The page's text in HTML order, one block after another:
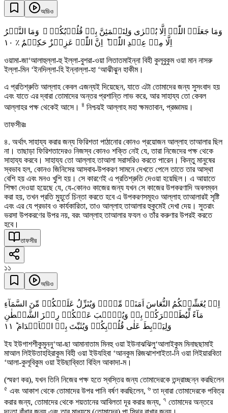
অডিও
وَمَا جَعَلَہُ اللّٰہُ اِلَّا بُشۡرٰی وَلِتَطۡمَئِنَّ بِہٖ قُلُوۡبُکُمۡ ۚ وَمَا النَّصۡرُ
اِلَّا مِنۡ عِنۡدِ اللّٰہِ ؕ اِنَّ اللّٰہَ عَزِیۡزٌ حَکِیۡمٌ ٪ ١۰
ওয়ামা-জা‘আলাহুল্লা-হু ইল্লা-বুশরা-ওয়া লিতাতমাইন্না বিহী কুলূবুকুম ওয়া মান নাসরু
ইল্লা-মিন ‘ইনদিল্লা-হি ইন্নাল্লা-হা ‘আঝীঝুন হাকীম।
এ প্রতিশ্রুতি আল্লাহ কেবল এজন্যই দিয়েছেন, যাতে এটা তোমাদের জন্য সুসংবাদ হয়
এবং যাতে এর দ্বারা তোমাদের অন্তর প্রশান্তি লাভ করে, আর সাহায্য তো কেবল
আল্লাহর পক্ষ থেকেই আসে। ৪ নিশ্চয়ই আল্লাহ মহা ক্ষমতাবান, প্রজ্ঞাময়।
তাফসীরঃ
৪. অর্থাৎ সাহায্য করার জন্য ফিরিশতা পাঠানোর কোনও প্রয়োজন আল্লাহ তাআলার ছিল
না। তাছাড়া ফিরিশতাদেরও নিজস্ব কোনও শক্তি নেই যে, তারা নিজেদের পক্ষ থেকে
সাহায্য করবে। সাহায্য তো আল্লাহ তাআলা সরাসরিও করতে পারেন। কিন্তু মানুষের
স্বভাব হল, কোনও জিনিসের আসবাব-উপকরণ সামনে দেখতে পেলে তাতে তার আস্থা
বেশি হয় এবং মনও খুশি হয়। সে কারণেই এ প্রতিশ্রুতি দেওয়া হয়েছিল। এ আয়াতে
শিক্ষা দেওয়া হয়েছে যে, যে-কোনও কাজের জন্য যখন সে কাজের উপকরণাদি অবলম্বন
করা হয়, তখন প্রতি মুহূর্তে চিন্তা করতে হবে এ উপকরণসমূহও আল্লাহ তাআলারই সৃষ্টি
এবং এর যে প্রভাব ও কার্যকারিতা, তাও আল্লাহ তাআলার হুকুমেই দেখা দেয়। সুতরাং
ভরসা উপকরণের উপর নয়, বরং আল্লাহ তাআলার ফযল ও তাঁর করুণার উপরই করতে
হবে।
তাফসীর
১১
অডিও
اِذۡ یُغَشِّیۡکُمُ النُّعَاسَ اَمَنَۃً مِّنۡہُ وَیُنَزِّلُ عَلَیۡکُمۡ مِّنَ السَّمَآءِ
مَآءً لِّیُطَہِّرَکُمۡ بِہٖ وَیُذۡہِبَ عَنۡکُمۡ رِجۡزَ الشَّیۡطٰنِ
وَلِیَرۡبِطَ عَلٰی قُلُوۡبِکُمۡ وَیُثَبِّتَ بِہِ الۡاَقۡدَامَ ؕ ١١
ইয ইউগাশশীকুমুননু‘আ-ছা আমানাতাম মিনহু ওয়া ইউনাঝঝিলু‘আলাইকুম মিনাছছামাই
মাআল লিইউতাহহিরাকুম বিহী ওয়া ইউযহিবা ‘আনকুম রিজঝাশশাইতা-নি ওয়া লিইয়ারবিতা
‘আলা-কুলূবিকুম ওয়া ইউছাব্বিতা বিহিল আকাদা-ম।
(স্মরণ কর), যখন তিনি নিজের পক্ষ হতে স্বস্তির জন্য তোমাদেরকে তন্দ্রাচ্ছন্ন করছিলেন
৫ এবং আকাশ থেকে তোমাদের উপর পানি বর্ষণ করছিলেন, ৬ তা দ্বারা তোমাদেরকে পবিত্র
করার জন্য, তোমাদের থেকে শয়তানের আবিলতা দূর করার জন্য, ৭ তোমাদের অন্তরে